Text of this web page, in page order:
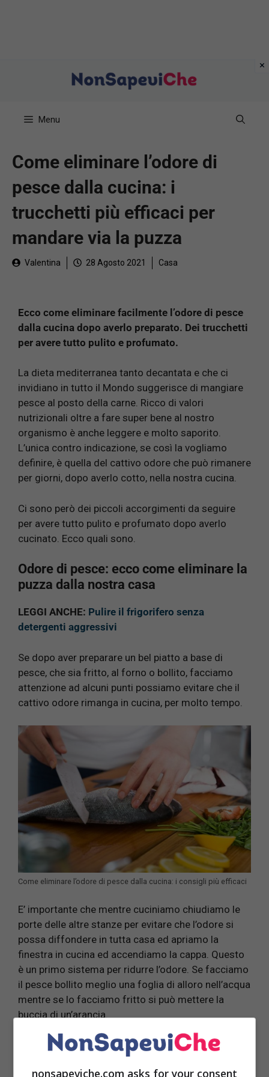
Menu
Come eliminare l’odore di
pesce dalla cucina: i
trucchetti più efficaci per
mandare via la puzza
Valentina 28 Agosto 2021 Casa
Ecco come eliminare facilmente l’odore di pesce
dalla cucina dopo averlo preparato. Dei trucchetti
per avere tutto pulito e profumato.
La dieta mediterranea tanto decantata e che ci
invidiano in tutto il Mondo suggerisce di mangiare
pesce al posto della carne. Ricco di valori
nutrizionali oltre a fare super bene al nostro
organismo è anche leggere e molto saporito.
L’unica contro indicazione, se così la vogliamo
definire, è quella del cattivo odore che può rimanere
per giorni, dopo averlo cotto, nella nostra cucina.
Ci sono però dei piccoli accorgimenti da seguire
per avere tutto pulito e profumato dopo averlo
cucinato. Ecco quali sono.
Odore di pesce: ecco come eliminare la
puzza dalla nostra casa
LEGGI ANCHE: Pulire il frigorifero senza
detergenti aggressivi
Se dopo aver preparare un bel piatto a base di
pesce, che sia fritto, al forno o bollito, facciamo
attenzione ad alcuni punti possiamo evitare che il
cattivo odore rimanga in cucina, per molto tempo.
Come eliminare l’odore di pesce dalla cucina: i consigli più efficaci
E’ importante che mentre cuciniamo chiudiamo le
porte delle altre stanze per evitare che l’odore si
possa diffondere in tutta casa ed apriamo la
finestra in cucina ed accendiamo la cappa. Questo
è un primo sistema per ridurre l’odore. Se facciamo
il pesce bollito meglio una foglia di alloro nell’acqua
mentre se lo facciamo fritto si può mettere la
buccia di un’arancia.
Una volta che abbiamo cotto e mangiato il pesce si
nonsapeviche.com asks for your consent